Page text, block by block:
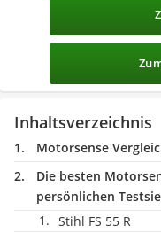
Inhaltsverzeichnis
Motorsense
Die besten
persönlichen
Stihl FS 55 R